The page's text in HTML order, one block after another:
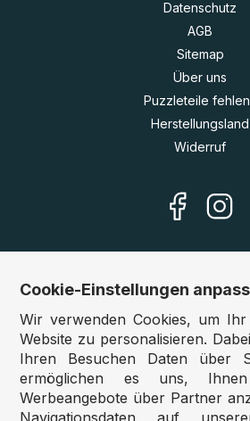
Datenschutz
AGB
Sitemap
Über uns
Puzzleteile
Herstellungsland
Widerruf
Unsere Shops
Deutschland:
Österreich:
Belgien:
Großbritannien:
Cookie-Einstellungen
Wir verwenden Cookies, um
Website zu personalisieren.
Ihren Besuchen Daten über
ermöglichen es uns, Ihnen
Werbeangebote über Partner
Navigationsdaten auf